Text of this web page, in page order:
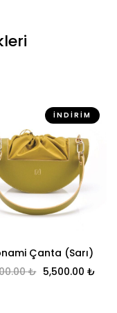
İNDIRIM
Çanta (Sarı)
₺ Orijinal fiyat:
5,500.00 ₺Şu